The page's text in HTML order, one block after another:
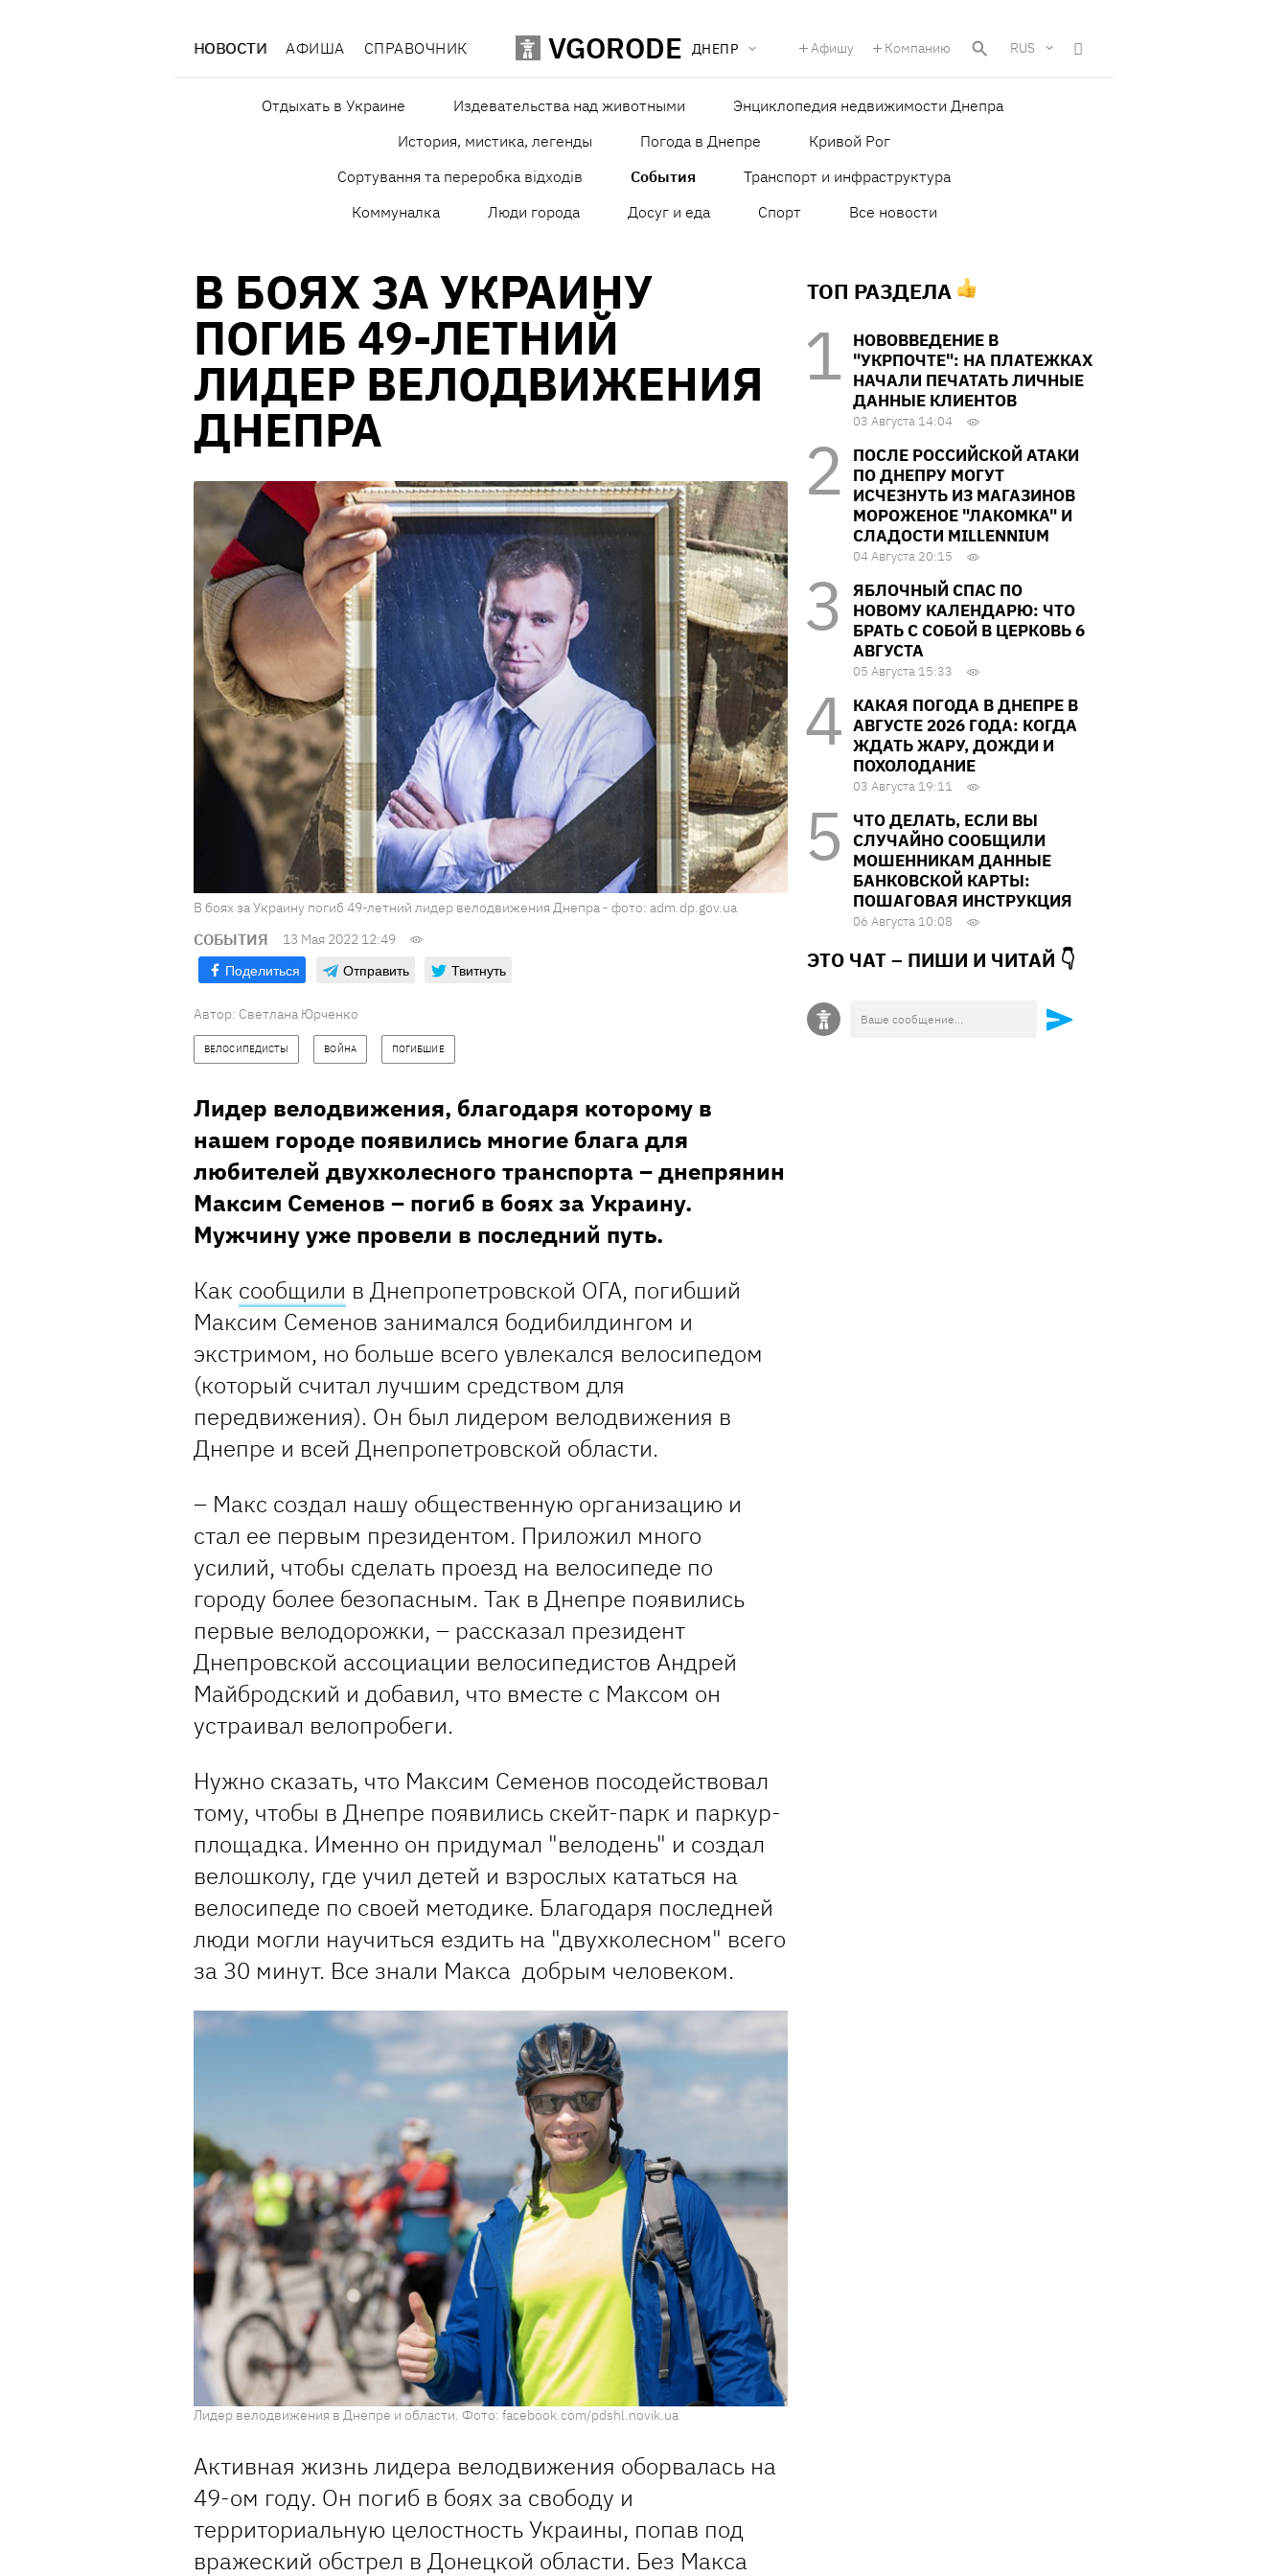
НОВОСТИ АФИША СПРАВОЧНИК VGORODE ДНЕПР Афишу Компанию RUS
Отдыхать в Украине Издевательства над животными
Энциклопедия недвижимости Днепра
История, мистика, легенды
Погода в Днепре
Кривой Рог
Сортування та переробка відходів
События
Транспорт и инфраструктура
Коммуналка
Люди города Досуг и еда Спорт Все новости
В БОЯХ ЗА УКРАИНУ
ПОГИБ 49-ЛЕТНИЙ
ЛИДЕР ВЕЛОДВИЖЕНИЯ
ДНЕПРА
В боях за Украину погиб 49-летний лидер велодвижения Днепра - фото: adm.dp.gov.ua
СОБЫТИЯ 13 Мая 2022 12:49
Поделиться Отправить Твитнуть
Автор: Светлана Юрченко
ВЕЛОСИПЕДИСТЫ ВОЙНА ПОГИБШИЕ
Лидер велодвижения, благодаря которому в
нашем городе появились многие блага для
любителей двухколесного транспорта – днепрянин
Максим Семенов – погиб в боях за Украину.
Мужчину уже провели в последний путь.
Как сообщили в Днепропетровской ОГА, погибший
Максим Семенов занимался бодибилдингом и
экстримом, но больше всего увлекался велосипедом
(который считал лучшим средством для
передвижения). Он был лидером велодвижения в
Днепре и всей Днепропетровской области.
– Макс создал нашу общественную организацию и
стал ее первым президентом. Приложил много
усилий, чтобы сделать проезд на велосипеде по
городу более безопасным. Так в Днепре появились
первые велодорожки, – рассказал президент
Днепровской ассоциации велосипедистов Андрей
Майбродский и добавил, что вместе с Максом он
устраивал велопробеги.
Нужно сказать, что Максим Семенов посодействовал
тому, чтобы в Днепре появились скейт-парк и паркур-
площадка. Именно он придумал "велодень" и создал
велошколу, где учил детей и взрослых кататься на
велосипеде по своей методике. Благодаря последней
люди могли научиться ездить на "двухколесном" всего
за 30 минут. Все знали Макса добрым человеком.
Лидер велодвижения в Днепре и области. Фото: facebook.com/pdshl.novik.ua
Активная жизнь лидера велодвижения оборвалась на
49-ом году. Он погиб в боях за свободу и
территориальную целостность Украины, попав под
вражеский обстрел в Донецкой области. Без Макса
ТОП РАЗДЕЛА
НОВОВВЕДЕНИЕ В
"УКРПОЧТЕ": НА ПЛАТЕЖКАХ
НАЧАЛИ ПЕЧАТАТЬ ЛИЧНЫЕ
ДАННЫЕ КЛИЕНТОВ
03 Августа 14:04
ПОСЛЕ РОССИЙСКОЙ АТАКИ
ПО ДНЕПРУ МОГУТ
ИСЧЕЗНУТЬ ИЗ МАГАЗИНОВ
МОРОЖЕНОЕ "ЛАКОМКА" И
СЛАДОСТИ MILLENNIUM
04 Августа 20:15
ЯБЛОЧНЫЙ СПАС ПО
НОВОМУ КАЛЕНДАРЮ: ЧТО
БРАТЬ С СОБОЙ В ЦЕРКОВЬ 6
АВГУСТА
05 Августа 15:33
КАКАЯ ПОГОДА В ДНЕПРЕ В
АВГУСТЕ 2026 ГОДА: КОГДА
ЖДАТЬ ЖАРУ, ДОЖДИ И
ПОХОЛОДАНИЕ
03 Августа 19:11
ЧТО ДЕЛАТЬ, ЕСЛИ ВЫ
СЛУЧАЙНО СООБЩИЛИ
МОШЕННИКАМ ДАННЫЕ
БАНКОВСКОЙ КАРТЫ:
ПОШАГОВАЯ ИНСТРУКЦИЯ
06 Августа 10:08
ЭТО ЧАТ – ПИШИ И ЧИТАЙ 👇